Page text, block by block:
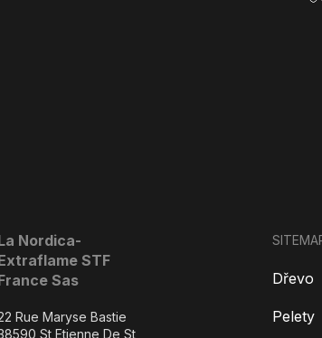
Nordica-
STF
Sas
Rue Maryse Bastie
St Etienne De St
Dřevo
Pelety